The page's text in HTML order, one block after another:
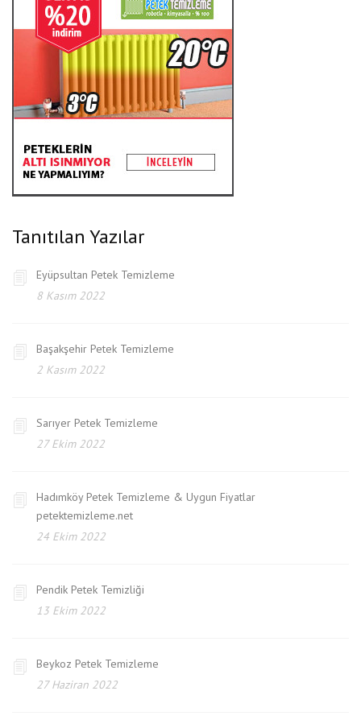
Tanıtılan Yazılar
Eyüpsultan Petek Temizleme
8 Kasım 2022
Başakşehir Petek Temizleme
2 Kasım 2022
Sarıyer Petek Temizleme
27 Ekim 2022
Hadımköy Petek Temizleme & Uygun Fiyatlar
petektemizleme.net
24 Ekim 2022
Pendik Petek Temizliği
13 Ekim 2022
Beykoz Petek Temizleme
27 Haziran 2022